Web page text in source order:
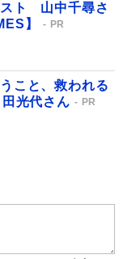
スト 山中千尋さ
】
PR
こと、救われる
光代さん
PR